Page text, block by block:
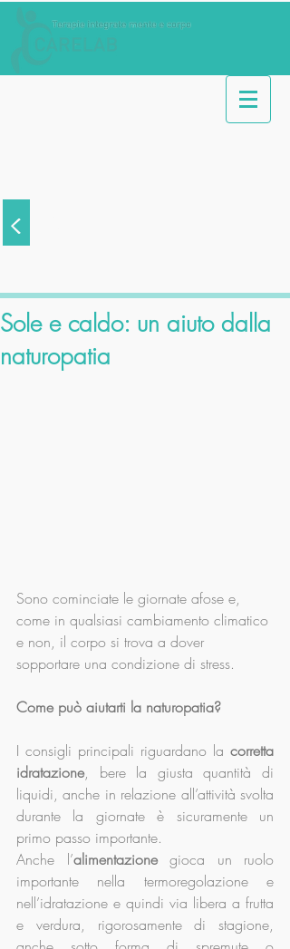
<
Sole e caldo: un aiuto dalla
naturopatia
Sono cominciate le giornate afose e,
come in qualsiasi cambiamento climatico
e non, il corpo si trova a dover
sopportare una condizione di stress.
Come può aiutarti la naturopatia?
I consigli principali riguardano la corretta
idratazione, bere la giusta quantità di
liquidi, anche in relazione all’attività svolta
durante la giornate è sicuramente un
primo passo importante.
Anche l’alimentazione gioca un ruolo
importante nella termoregolazione e
nell’idratazione e quindi via libera a frutta
e verdura, rigorosamente di stagione,